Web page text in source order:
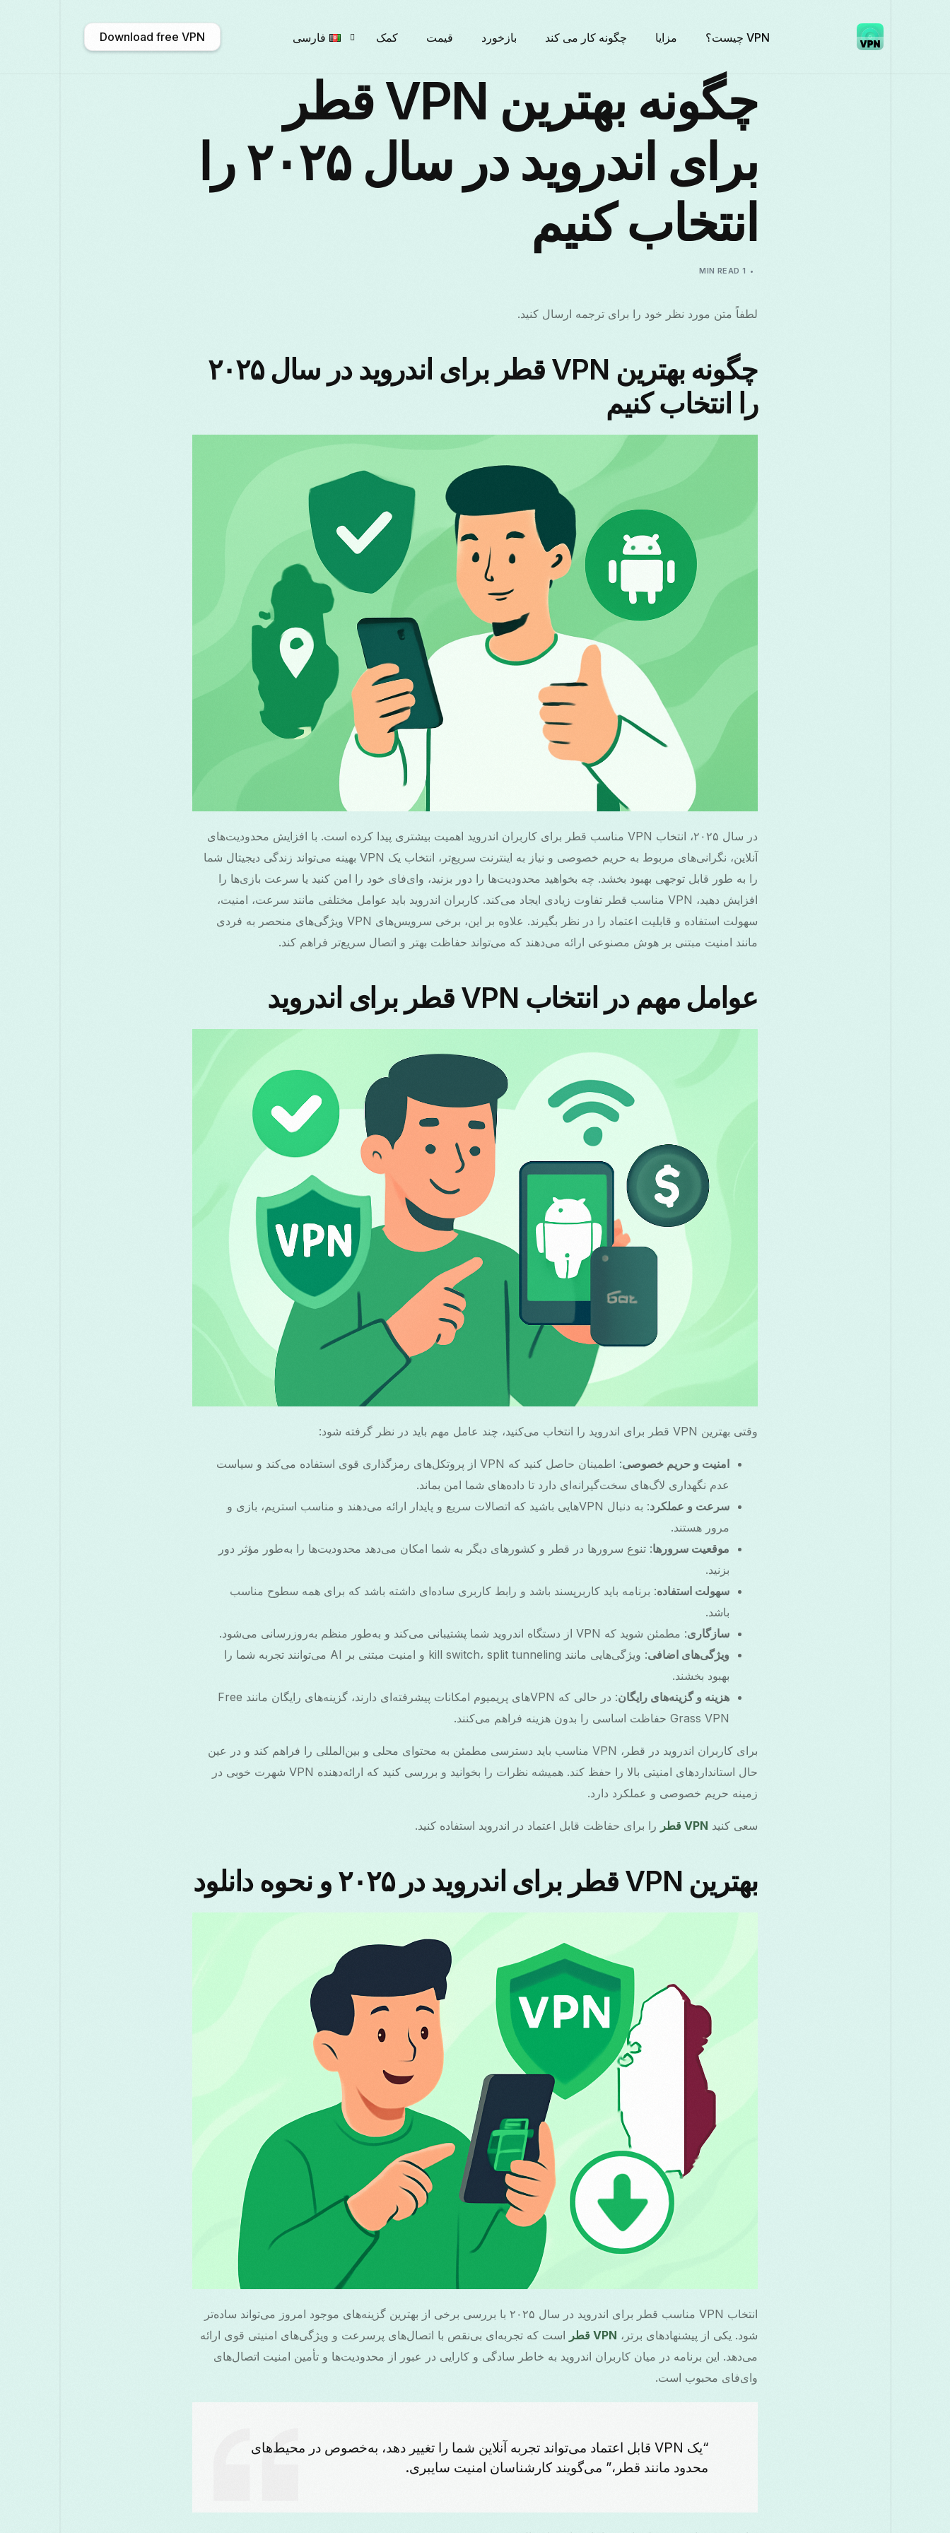
VPN چیست؟ مزایا چگونه کار می کند بازخورد قیمت کمک فارسی
English
Български
Română
Русский
Download free VPN
چگونه بهترین VPN قطر
برای اندروید در سال ۲۰۲۵ را
انتخاب کنیم
1 MIN READ
لطفاً متن مورد نظر خود را برای ترجمه ارسال کنید.
چگونه بهترین VPN قطر برای اندروید در سال ۲۰۲۵
را انتخاب کنیم
در سال ۲۰۲۵، انتخاب VPN مناسب قطر برای کاربران اندروید اهمیت بیشتری پیدا کرده است. با افزایش محدودیت‌های
آنلاین، نگرانی‌های مربوط به حریم خصوصی و نیاز به اینترنت سریع‌تر، انتخاب یک VPN بهینه می‌تواند زندگی دیجیتال شما
را به طور قابل توجهی بهبود بخشد. چه بخواهید محدودیت‌ها را دور بزنید، وای‌فای خود را امن کنید یا سرعت بازی‌ها را
افزایش دهید، VPN مناسب قطر تفاوت زیادی ایجاد می‌کند. کاربران اندروید باید عوامل مختلفی مانند سرعت، امنیت،
سهولت استفاده و قابلیت اعتماد را در نظر بگیرند. علاوه بر این، برخی سرویس‌های VPN ویژگی‌های منحصر به فردی
مانند امنیت مبتنی بر هوش مصنوعی ارائه می‌دهند که می‌تواند حفاظت بهتر و اتصال سریع‌تر فراهم کند.
عوامل مهم در انتخاب VPN قطر برای اندروید
وقتی بهترین VPN قطر برای اندروید را انتخاب می‌کنید، چند عامل مهم باید در نظر گرفته شود:
امنیت و حریم خصوصی
: اطمینان حاصل کنید که VPN از پروتکل‌های رمزگذاری قوی استفاده می‌کند و سیاست
عدم نگهداری لاگ‌های سخت‌گیرانه‌ای دارد تا داده‌های شما امن بماند.
سرعت و عملکرد
: به دنبال VPNهایی باشید که اتصالات سریع و پایدار ارائه می‌دهند و مناسب استریم، بازی و
مرور هستند.
موقعیت سرورها: تنوع سرورها در قطر و کشورهای دیگر به شما امکان می‌دهد محدودیت‌ها را به‌طور مؤثر دور
بزنید.
سهولت استفاده: برنامه باید کاربرپسند باشد و رابط کاربری ساده‌ای داشته باشد که برای همه سطوح مناسب
باشد.
سازگاری: مطمئن شوید که VPN از دستگاه اندروید شما پشتیبانی می‌کند و به‌طور منظم به‌روزرسانی می‌شود.
ویژگی‌های اضافی
: ویژگی‌هایی مانند kill switch، split tunneling و امنیت مبتنی بر AI می‌توانند تجربه شما را
بهبود بخشند.
هزینه و گزینه‌های رایگان
: در حالی که VPNهای پریمیوم امکانات پیشرفته‌ای دارند، گزینه‌های رایگان مانند Free
Grass VPN حفاظت اساسی را بدون هزینه فراهم می‌کنند.
برای کاربران اندروید در قطر، VPN مناسب باید دسترسی مطمئن به محتوای محلی و بین‌المللی را فراهم کند و در عین
حال استانداردهای امنیتی بالا را حفظ کند. همیشه نظرات را بخوانید و بررسی کنید که ارائه‌دهنده VPN شهرت خوبی در
زمینه حریم خصوصی و عملکرد دارد.
سعی کنید VPN قطر را برای حفاظت قابل اعتماد در اندروید استفاده کنید.
بهترین VPN قطر برای اندروید در ۲۰۲۵ و نحوه دانلود
انتخاب VPN مناسب قطر برای اندروید در سال ۲۰۲۵ با بررسی برخی از بهترین گزینه‌های موجود امروز می‌تواند ساده‌تر
شود. یکی از پیشنهادهای برتر، VPN قطر
است که تجربه‌ای بی‌نقص با اتصال‌های پرسرعت و ویژگی‌های امنیتی قوی ارائه
می‌دهد. این برنامه در میان کاربران اندروید به خاطر سادگی و کارایی در عبور از محدودیت‌ها و تأمین امنیت اتصال‌های
وای‌فای محبوب است.
“یک VPN قابل اعتماد می‌تواند تجربه آنلاین شما را تغییر دهد، به‌خصوص در محیط‌های
محدود مانند قطر،” می‌گویند کارشناسان امنیت سایبری.